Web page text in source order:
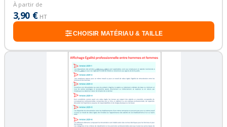
À partir de
3,90 € HT
CHOISIR MATÉRIAU & TAILLE